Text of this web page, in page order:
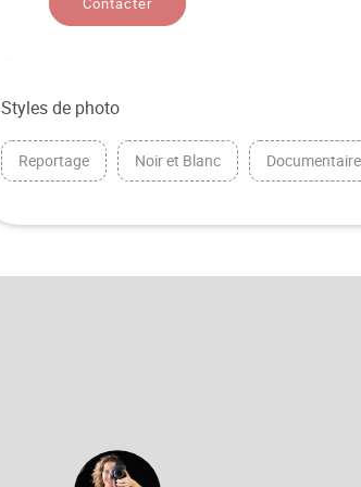
Styles de photo
Reportage Noir et Blanc Documentaire